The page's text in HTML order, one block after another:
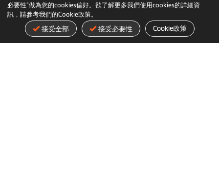
必要性"做為您的cookies偏好。欲了解更多我們使用cookies的詳細資
訊，請參考我們的Cookie政策。
接受全部 接受必要性 Cookie政策